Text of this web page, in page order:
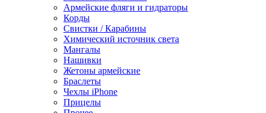
Армейские фляги и гидраторы
Корды
Свистки / Карабины
Химический источник света
Мангалы
Нашивки
Жетоны армейские
Браслеты
Чехлы iPhone
Прицелы